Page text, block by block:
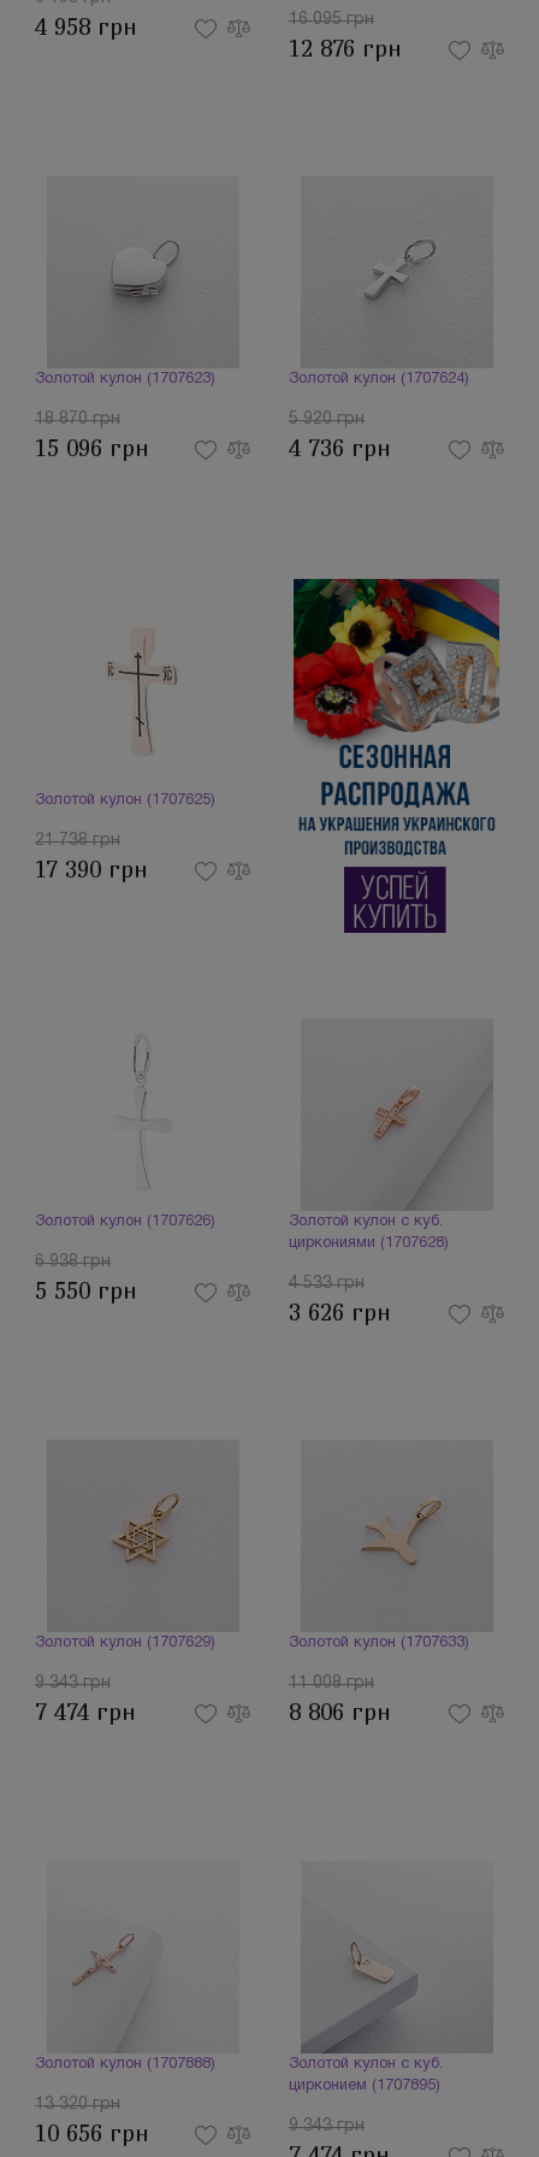
4 958 грн 16 095 грн
12 876 грн
Золотой кулон (1707623)
18 870 грн
15 096 грн
Золотой кулон (1707624)
5 920 грн
4 736 грн
Золотой кулон (1707625)
21 738 грн
17 390 грн
Золотой кулон (1707626)
6 938 грн
5 550 грн
Золотой кулон с куб.
циркониями (1707628)
4 533 грн
3 626 грн
Золотой кулон (1707629)
9 343 грн
7 474 грн
Золотой кулон (1707633)
11 008 грн
8 806 грн
Золотой кулон (1707888)
13 320 грн
10 656 грн
Золотой кулон с куб.
цирконием (1707895)
9 343 грн